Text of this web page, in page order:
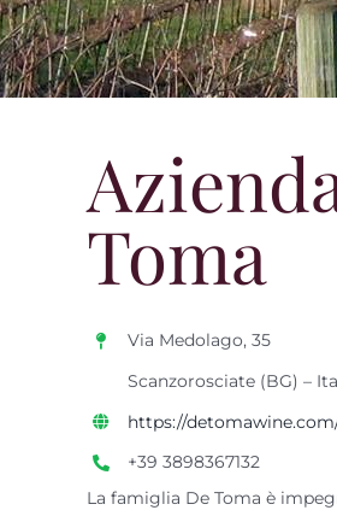
Toma
Via Medolago, 35
Scanzorosciate (BG) –
https://
+39 3898367132
La famiglia De Toma è